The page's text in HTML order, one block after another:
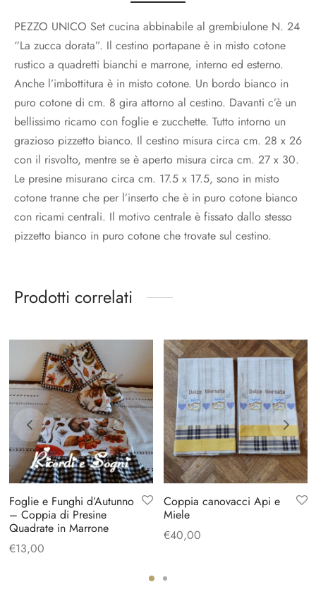
PEZZO UNICO Set cucina abbinabile al grembiulone N. 24
“La zucca dorata”. Il cestino portapane è in misto cotone
rustico a quadretti bianchi e marrone, interno ed esterno.
Anche l’imbottitura è in misto cotone. Un bordo bianco in
puro cotone di cm. 8 gira attorno al cestino. Davanti c’è un
bellissimo ricamo con foglie e zucchette. Tutto intorno un
grazioso pizzetto bianco. Il cestino misura circa cm. 28 x 26
con il risvolto, mentre se è aperto misura circa cm. 27 x 30.
Le presine misurano circa cm. 17.5 x 17.5, sono in misto
cotone tranne che per l’inserto che è in puro cotone bianco
con ricami centrali. Il motivo centrale è fissato dallo stesso
pizzetto bianco in puro cotone che trovate sul cestino.
Prodotti correlati
Foglie e Funghi d’Autunno
– Coppia di Presine
Quadrate in Marrone
€13,00
Coppia canovacci Api e
Miele
€40,00